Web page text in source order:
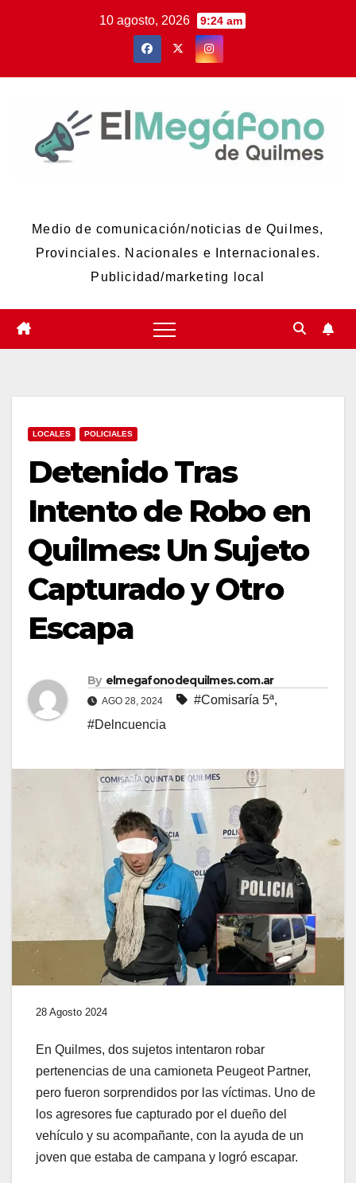
10 agosto, 2026 9:24 am
Medio de comunicación/noticias de Quilmes,
Provinciales. Nacionales e Internacionales.
Publicidad/marketing local
LOCALES POLICIALES
Detenido Tras
Intento de Robo en
Quilmes: Un Sujeto
Capturado y Otro
Escapa
By elmegafonodequilmes.com.ar
AGO 28, 2024 #Comisaría 5ª,
#Delncuencia
28 Agosto 2024
En Quilmes, dos sujetos intentaron robar
pertenencias de una camioneta Peugeot Partner,
pero fueron sorprendidos por las víctimas. Uno de
los agresores fue capturado por el dueño del
vehículo y su acompañante, con la ayuda de un
joven que estaba de campana y logró escapar.